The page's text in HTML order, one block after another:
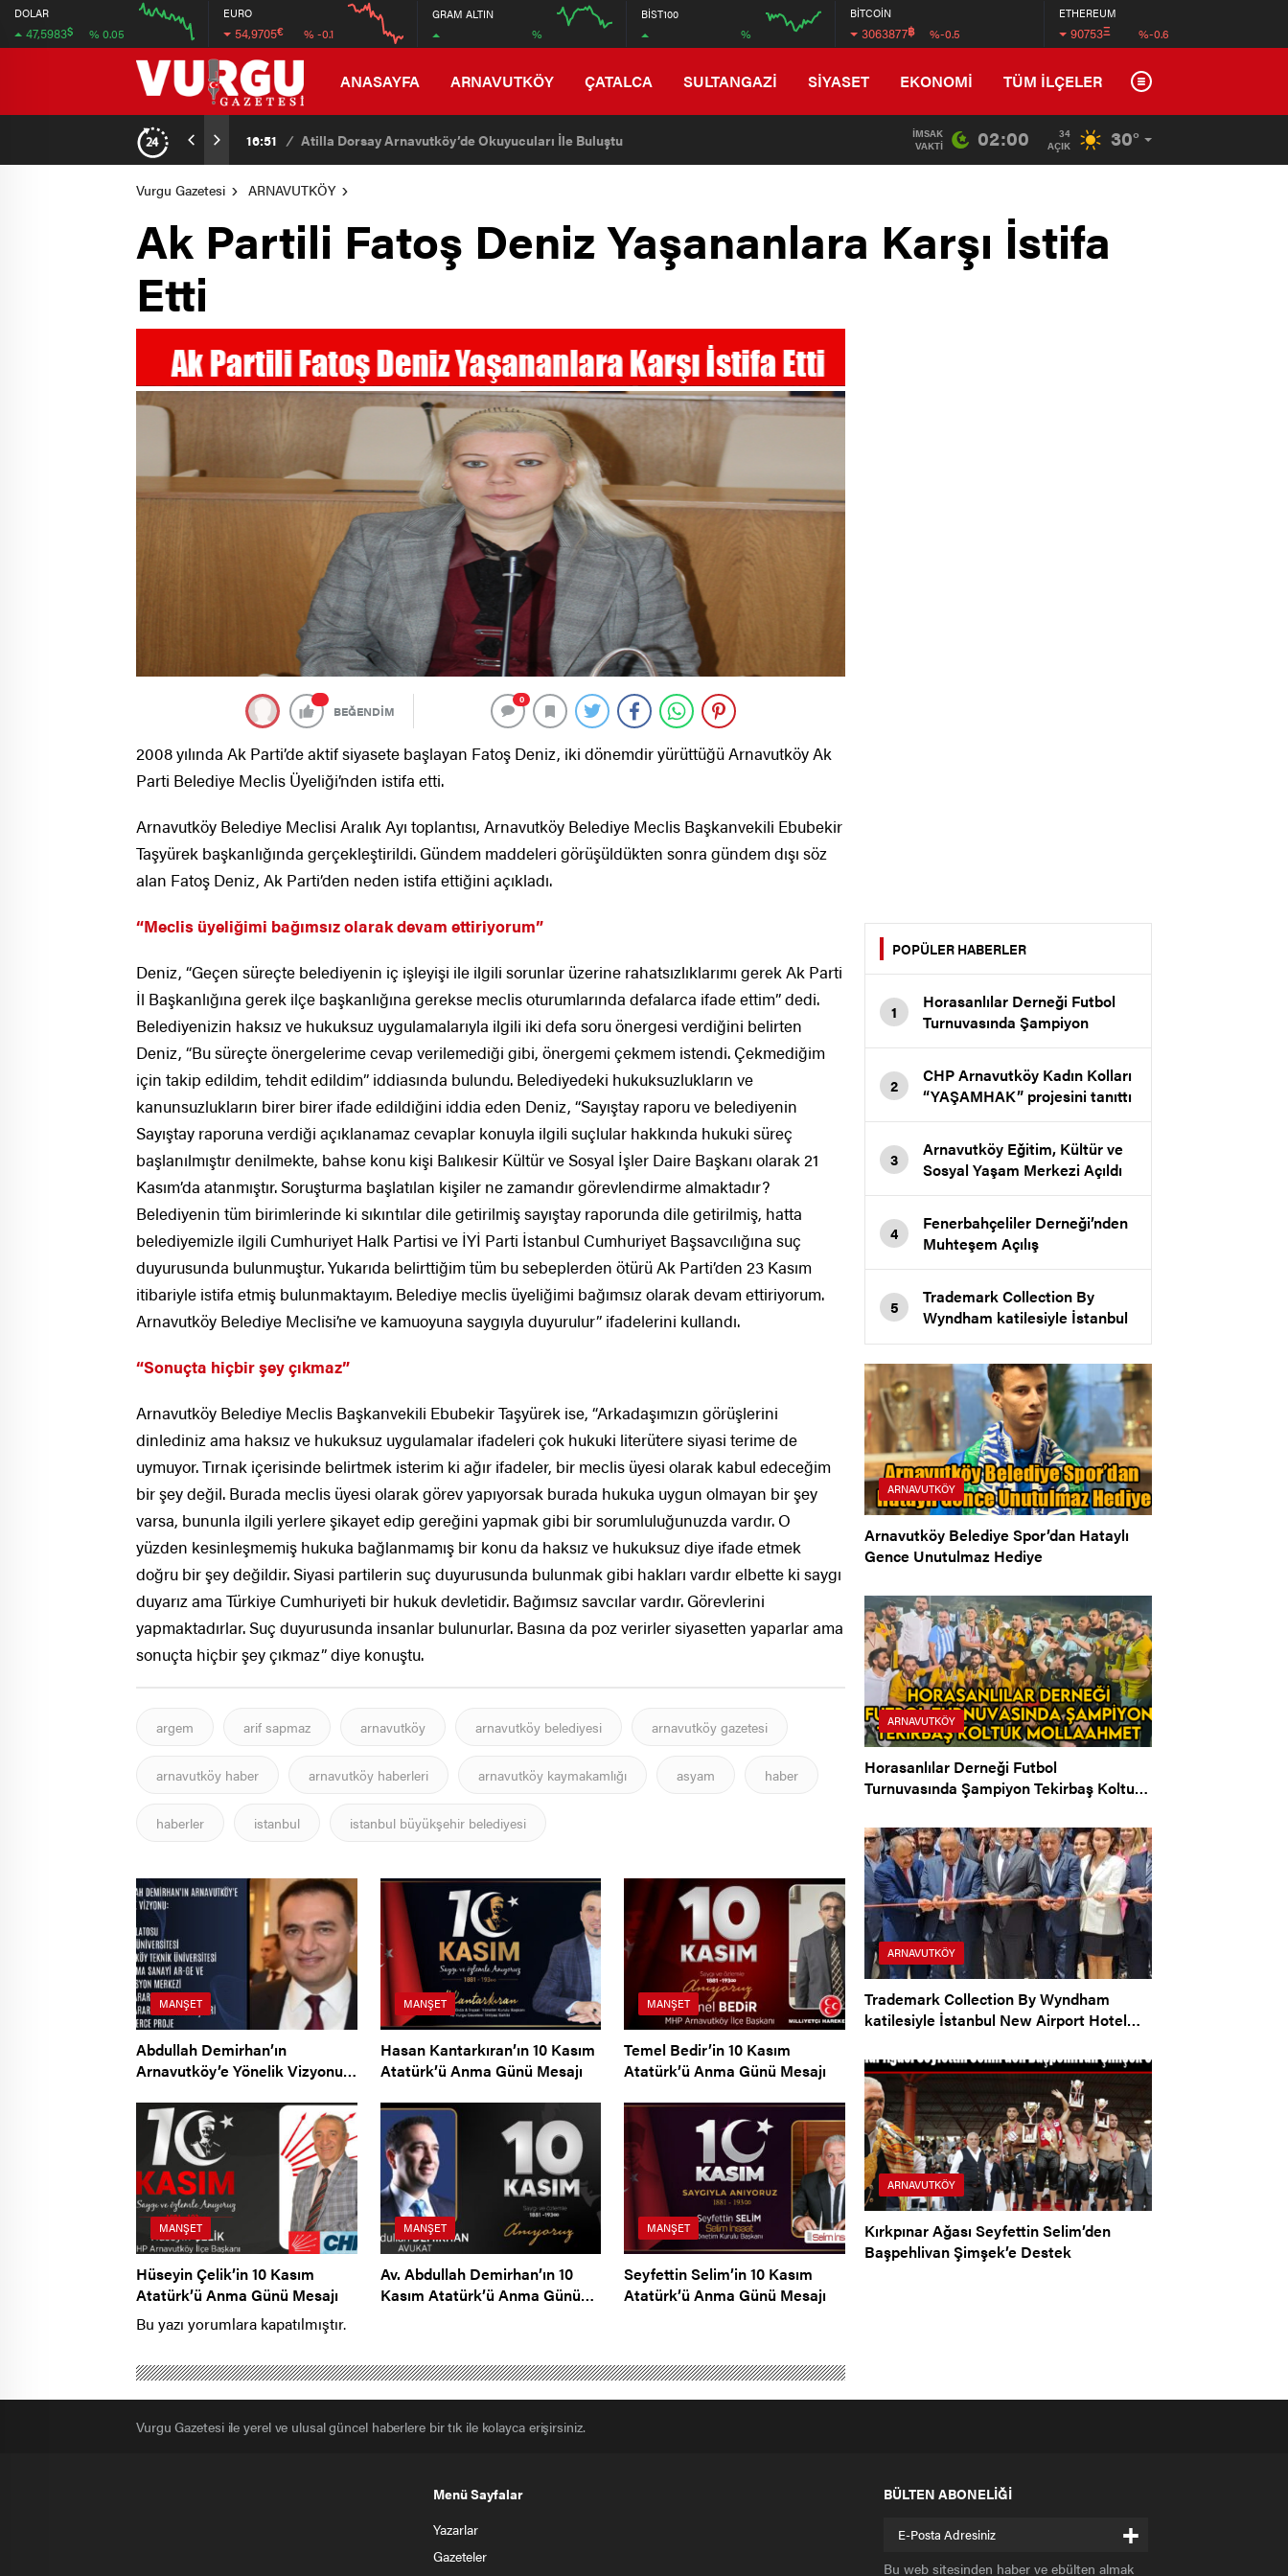
DOLAR
47,5983$ % 0.05
12:00 16:00
47.592
EURO
54,9705€ % -0.1
54.92
GRAM ALTIN
%
6400
BİST100
%
BİTCOİN
3063877฿ %-0.5
ETHEREUM
90753Ξ %-0.6
ANASAYFA ARNAVUTKÖY ÇATALCA SULTANGAZİ SİYASET EKONOMİ TÜM İLÇELER
16:51 / Atilla Dorsay Arnavutköy’de Okuyucuları İle Buluştu 15:07 Kaçak Yapılmak İstenen Lojistik Deposunu Belediye
İMSAK
VAKTI
02:00
34
AÇIK
30°
Vurgu Gazetesi ARNAVUTKÖY
Ak Partili Fatoş Deniz Yaşananlara Karşı İstifa
Etti
BEĞENDİM
0
2008 yılında Ak Parti’de aktif siyasete başlayan Fatoş Deniz, iki dönemdir yürüttüğü Arnavutköy Ak
Parti Belediye Meclis Üyeliği’nden istifa etti.
Arnavutköy Belediye Meclisi Aralık Ayı toplantısı, Arnavutköy Belediye Meclis Başkanvekili Ebubekir
Taşyürek başkanlığında gerçekleştirildi. Gündem maddeleri görüşüldükten sonra gündem dışı söz
alan Fatoş Deniz, Ak Parti’den neden istifa ettiğini açıkladı.
“Meclis üyeliğimi bağımsız olarak devam ettiriyorum”
Deniz, “Geçen süreçte belediyenin iç işleyişi ile ilgili sorunlar üzerine rahatsızlıklarımı gerek Ak Parti
İl Başkanlığına gerek ilçe başkanlığına gerekse meclis oturumlarında defalarca ifade ettim” dedi.
Belediyenizin haksız ve hukuksuz uygulamalarıyla ilgili iki defa soru önergesi verdiğini belirten
Deniz, “Bu süreçte önergelerime cevap verilemediği gibi, önergemi çekmem istendi. Çekmediğim
için takip edildim, tehdit edildim” iddiasında bulundu. Belediyedeki hukuksuzlukların ve
kanunsuzlukların birer birer ifade edildiğini iddia eden Deniz, “Sayıştay raporu ve belediyenin
Sayıştay raporuna verdiği açıklanamaz cevaplar konuyla ilgili suçlular hakkında hukuki süreç
başlanılmıştır denilmekte, bahse konu kişi Balıkesir Kültür ve Sosyal İşler Daire Başkanı olarak 21
Kasım’da atanmıştır. Soruşturma başlatılan kişiler ne zamandır görevlendirme almaktadır?
Belediyenin tüm birimlerinde ki sıkıntılar dile getirilmiş sayıştay raporunda dile getirilmiş, hatta
belediyemizle ilgili Cumhuriyet Halk Partisi ve İYİ Parti İstanbul Cumhuriyet Başsavcılığına suç
duyurusunda bulunmuştur. Yukarıda belirttiğim tüm bu sebeplerden ötürü Ak Parti’den 23 Kasım
itibariyle istifa etmiş bulunmaktayım. Belediye meclis üyeliğimi bağımsız olarak devam ettiriyorum.
Arnavutköy Belediye Meclisi’ne ve kamuoyuna saygıyla duyurulur” ifadelerini kullandı.
“Sonuçta hiçbir şey çıkmaz”
Arnavutköy Belediye Meclis Başkanvekili Ebubekir Taşyürek ise, “Arkadaşımızın görüşlerini
dinlediniz ama haksız ve hukuksuz uygulamalar ifadeleri çok hukuki literütere siyasi terime de
uymuyor. Tırnak içerisinde belirtmek isterim ki ağır ifadeler, bir meclis üyesi olarak kabul edeceğim
bir şey değil. Burada meclis üyesi olarak görev yapıyorsak burada hukuka uygun olmayan bir şey
varsa, bununla ilgili yerlere şikayet edip gereğini yapmak gibi bir sorumluluğunuzda vardır. O
yüzden kesinleşmemiş hukuka bağlanmamış bir konu da haksız ve hukuksuz diye ifade etmek
doğru bir şey değildir. Siyasi partilerin suç duyurusunda bulunmak gibi hakları vardır elbette ki saygı
duyarız ama Türkiye Cumhuriyeti bir hukuk devletidir. Bağımsız savcılar vardır. Görevlerini
yapmaktadırlar. Suç duyurusunda insanlar bulunurlar. Basına da poz verirler siyasetten yaparlar ama
sonuçta hiçbir şey çıkmaz” diye konuştu.
argem arif sapmaz arnavutköy arnavutköy belediyesi arnavutköy gazetesi
arnavutköy haber arnavutköy haberleri arnavutköy kaymakamlığı asyam haber
haberler istanbul istanbul büyükşehir belediyesi
MANŞET
Abdullah Demirhan’ın
Arnavutköy’e Yönelik Vizyonu…
MANŞET
Hasan Kantarkıran’ın 10 Kasım
Atatürk’ü Anma Günü Mesajı
MANŞET
Temel Bedir’in 10 Kasım
Atatürk’ü Anma Günü Mesajı
MANŞET
Hüseyin Çelik’in 10 Kasım
Atatürk’ü Anma Günü Mesajı
MANŞET
Av. Abdullah Demirhan’ın 10
Kasım Atatürk’ü Anma Günü
MANŞET
Seyfettin Selim’in 10 Kasım
Atatürk’ü Anma Günü Mesajı
Bu yazı yorumlara kapatılmıştır.
POPÜLER HABERLER
1
Horasanlılar Derneği Futbol
Turnuvasında Şampiyon
Tekirbaş Koltuk Mollaahmet
2
CHP Arnavutköy Kadın Kolları
“YAŞAMHAK” projesini tanıttı
3
Arnavutköy Eğitim, Kültür ve
Sosyal Yaşam Merkezi Açıldı
4
Fenerbahçeliler Derneği’nden
Muhteşem Açılış
5
Trademark Collection By
Wyndham katilesiyle İstanbul
New Airport Hotel
Arnavutköy’de Açıldı
ARNAVUTKÖY
Arnavutköy Belediye Spor’dan Hataylı
Gence Unutulmaz Hediye
ARNAVUTKÖY
Horasanlılar Derneği Futbol
Turnuvasında Şampiyon Tekirbaş Koltuk
ARNAVUTKÖY
Trademark Collection By Wyndham
katilesiyle İstanbul New Airport Hotel
ARNAVUTKÖY
Kırkpınar Ağası Seyfettin Selim’den
Başpehlivan Şimşek’e Destek
Vurgu Gazetesi ile yerel ve ulusal güncel haberlere bir tık ile kolayca erişirsiniz.
Menü Sayfalar
Yazarlar
Gazeteler
BÜLTEN ABONELİĞİ
+
Bu web sitesinden haber ve ebülten almak